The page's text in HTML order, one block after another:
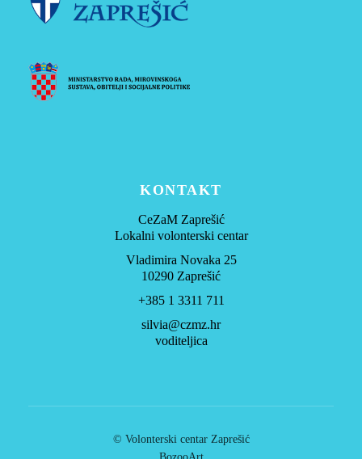
KONTAKT
CeZaM Zaprešić
Lokalni volonterski centar
Vladimira Novaka 25
10290 Zaprešić
+385 1 3311 711
silvia@czmz.hr
voditeljica
© Volonterski centar Zaprešić